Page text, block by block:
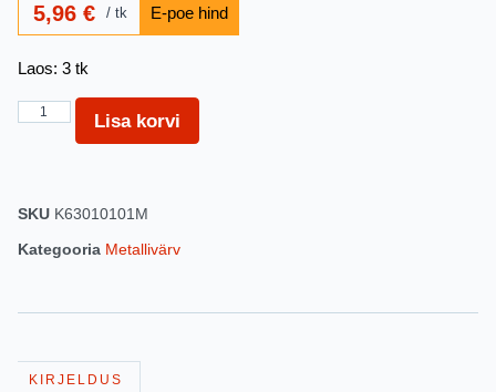
5,96€ tk
Laos: 3 tk
Lisa korvi
SKU K63010101M
Kategooria Metallivärv
KIRJELDUS